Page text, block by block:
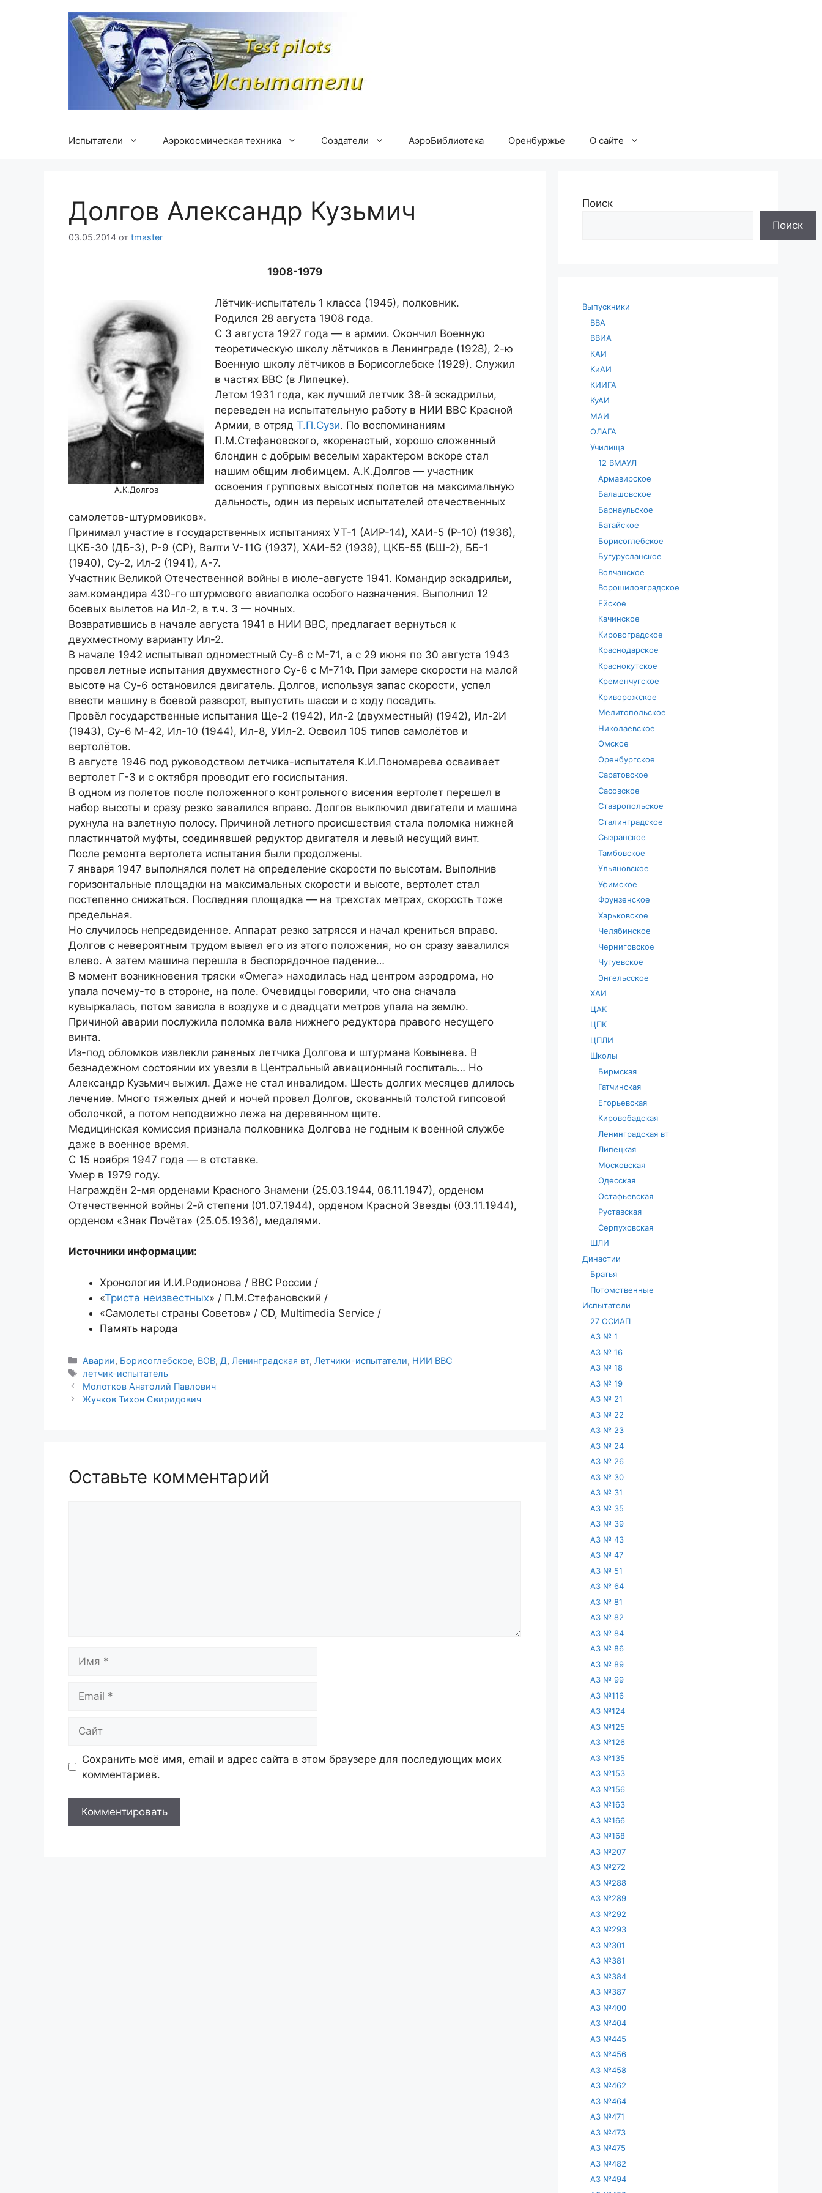
Испытатели Аэрокосмическая техника Создатели АэроБиблиотека Оренбуржье О сайте
Долгов Александр Кузьмич
03.05.2014 от tmaster
1908-1979
А.К.Долгов
Лётчик-испытатель 1 класса (1945), полковник.
Родился 28 августа 1908 года.
С 3 августа 1927 года — в армии. Окончил Военную
теоретическую школу лётчиков в Ленинграде (1928), 2-ю
Военную школу лётчиков в Борисоглебске (1929). Служил
в частях ВВС (в Липецке).
Летом 1931 года, как лучший летчик 38-й эскадрильи,
переведен на испытательную работу в НИИ ВВС Красной
Армии, в отряд Т.П.Сузи. По воспоминаниям
П.М.Стефановского, «коренастый, хорошо сложенный
блондин с добрым веселым характером вскоре стал
нашим общим любимцем. А.К.Долгов — участник
освоения групповых высотных полетов на максимальную
дальность, один из первых испытателей отечественных
самолетов-штурмовиков».
Принимал участие в государственных испытаниях УТ-1 (АИР-14), ХАИ-5 (Р-10) (1936),
ЦКБ-30 (ДБ-3), Р-9 (СР), Валти V-11G (1937), ХАИ-52 (1939), ЦКБ-55 (БШ-2), ББ-1
(1940), Су-2, Ил-2 (1941), А-7.
Участник Великой Отечественной войны в июле-августе 1941. Командир эскадрильи,
зам.командира 430-го штурмового авиаполка особого назначения. Выполнил 12
боевых вылетов на Ил-2, в т.ч. 3 — ночных.
Возвратившись в начале августа 1941 в НИИ ВВС, предлагает вернуться к
двухместному варианту Ил-2.
В начале 1942 испытывал одноместный Су-6 с М-71, а с 29 июня по 30 августа 1943
провел летные испытания двухместного Су-6 с М-71Ф. При замере скорости на малой
высоте на Су-6 остановился двигатель. Долгов, используя запас скорости, успел
ввести машину в боевой разворот, выпустить шасси и с ходу посадить.
Провёл государственные испытания Ще-2 (1942), Ил-2 (двухместный) (1942), Ил-2И
(1943), Су-6 М-42, Ил-10 (1944), Ил-8, УИл-2. Освоил 105 типов самолётов и
вертолётов.
В августе 1946 под руководством летчика-испытателя К.И.Пономарева осваивает
вертолет Г-3 и с октября проводит его госиспытания.
В одном из полетов после положенного контрольного висения вертолет перешел в
набор высоты и сразу резко завалился вправо. Долгов выключил двигатели и машина
рухнула на взлетную полосу. Причиной летного происшествия стала поломка нижней
пластинчатой муфты, соединявшей редуктор двигателя и левый несущий винт.
После ремонта вертолета испытания были продолжены.
7 января 1947 выполнялся полет на определение скорости по высотам. Выполнив
горизонтальные площадки на максимальных скорости и высоте, вертолет стал
постепенно снижаться. Последняя площадка — на трехстах метрах, скорость тоже
предельная.
Но случилось непредвиденное. Аппарат резко затрясся и начал крениться вправо.
Долгов с невероятным трудом вывел его из этого положения, но он сразу завалился
влево. А затем машина перешла в беспорядочное падение…
В момент возникновения тряски «Омега» находилась над центром аэродрома, но
упала почему-то в стороне, на поле. Очевидцы говорили, что она сначала
кувыркалась, потом зависла в воздухе и с двадцати метров упала на землю.
Причиной аварии послужила поломка вала нижнего редуктора правого несущего
винта.
Из-под обломков извлекли раненых летчика Долгова и штурмана Ковынева. В
безнадежном состоянии их увезли в Центральный авиационный госпиталь… Но
Александр Кузьмич выжил. Даже не стал инвалидом. Шесть долгих месяцев длилось
лечение. Много тяжелых дней и ночей провел Долгов, скованный толстой гипсовой
оболочкой, а потом неподвижно лежа на деревянном щите.
Медицинская комиссия признала полковника Долгова не годным к военной службе
даже в военное время.
С 15 ноября 1947 года — в отставке.
Умер в 1979 году.
Награждён 2-мя орденами Красного Знамени (25.03.1944, 06.11.1947), орденом
Отечественной войны 2-й степени (01.07.1944), орденом Красной Звезды (03.11.1944),
орденом «Знак Почёта» (25.05.1936), медалями.
Источники информации:
Хронология И.И.Родионова / ВВС России /
«Триста неизвестных» / П.М.Стефановский /
«Самолеты страны Советов» / CD, Multimedia Service /
Память народа
Рубрики
Аварии, Борисоглебское, ВОВ, Д,Ленинградская вт,Летчики-испытатели, НИИ ВВС
Метки
летчик-испытатель
Молотков Анатолий Павлович
Жучков Тихон Свиридович
Оставьте комментарий
Сохранить моё имя, email и адрес сайта в этом браузере для последующих моих
комментариев.
Поиск
Поиск
Выпускники
ВВА
ВВИА
КАИ
КиАИ
КИИГА
КуАИ
МАИ
ОЛАГА
Училища
12 ВМАУЛ
Армавирское
Балашовское
Барнаульское
Батайское
Борисоглебское
Бугурусланское
Волчанское
Ворошиловградское
Ейское
Качинское
Кировоградское
Краснодарское
Краснокутское
Кременчугское
Криворожское
Мелитопольское
Николаевское
Омское
Оренбургское
Саратовское
Сасовское
Ставропольское
Сталинградское
Сызранское
Тамбовское
Ульяновское
Уфимское
Фрунзенское
Харьковское
Челябинское
Черниговское
Чугуевское
Энгельсское
ХАИ
ЦАК
ЦПК
ЦПЛИ
Школы
Бирмская
Гатчинская
Егорьевская
Кировобадская
Ленинградская вт
Липецкая
Московская
Одесская
Остафьевская
Руставская
Серпуховская
ШЛИ
Династии
Братья
Потомственные
Испытатели
27 ОСИАП
АЗ № 1
АЗ № 16
АЗ № 18
АЗ № 19
АЗ № 21
АЗ № 22
АЗ № 23
АЗ № 24
АЗ № 26
АЗ № 30
АЗ № 31
АЗ № 35
АЗ № 39
АЗ № 43
АЗ № 47
АЗ № 51
АЗ № 64
АЗ № 81
АЗ № 82
АЗ № 84
АЗ № 86
АЗ № 89
АЗ № 99
АЗ №116
АЗ №124
АЗ №125
АЗ №126
АЗ №135
АЗ №153
АЗ №156
АЗ №163
АЗ №166
АЗ №168
АЗ №207
АЗ №272
АЗ №288
АЗ №289
АЗ №292
АЗ №293
АЗ №301
АЗ №381
АЗ №384
АЗ №387
АЗ №400
АЗ №404
АЗ №445
АЗ №456
АЗ №458
АЗ №462
АЗ №464
АЗ №471
АЗ №473
АЗ №475
АЗ №482
АЗ №494